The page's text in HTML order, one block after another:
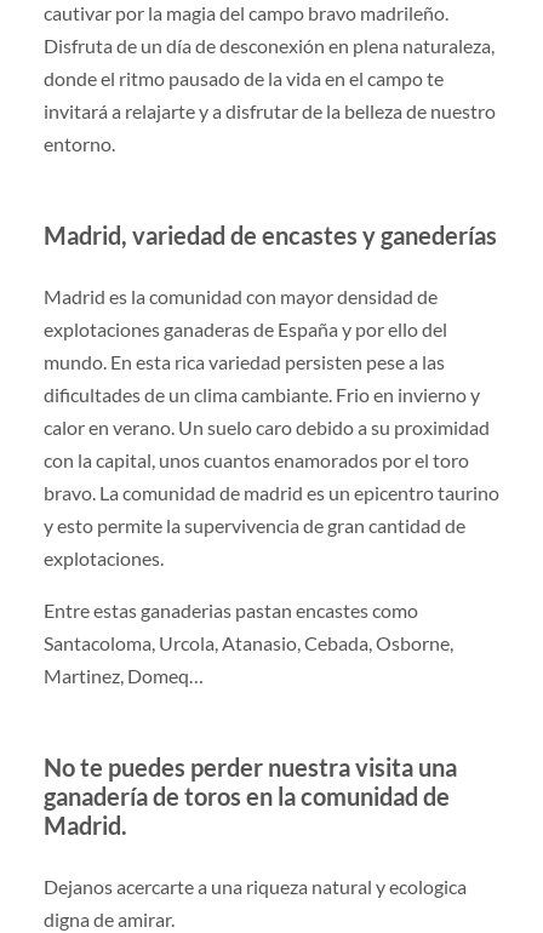
cautivar por la magia del campo bravo madrileño.
Disfruta de un día de desconexión en plena naturaleza,
donde el ritmo pausado de la vida en el campo te
invitará a relajarte y a disfrutar de la belleza de nuestro
entorno.
Madrid, variedad de encastes y ganederías
Madrid es la comunidad con mayor densidad de
explotaciones ganaderas de España y por ello del
mundo. En esta rica variedad persisten pese a las
dificultades de un clima cambiante. Frio en invierno y
calor en verano. Un suelo caro debido a su proximidad
con la capital, unos cuantos enamorados por el toro
bravo. La comunidad de madrid es un epicentro taurino
y esto permite la supervivencia de gran cantidad de
explotaciones.
Entre estas ganaderias pastan encastes como
Santacoloma, Urcola, Atanasio, Cebada, Osborne,
Martinez, Domeq…
No te puedes perder nuestra visita una
ganadería de toros en la comunidad de
Madrid.
Dejanos acercarte a una riqueza natural y ecologica
digna de amirar.